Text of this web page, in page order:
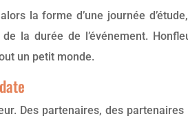
la forme d’une journée
la durée de l’événement.
un petit monde.
Des partenaires, des